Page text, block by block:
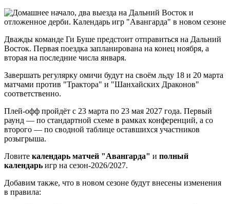
Дважды команде Ги Буше предстоит отправиться на Дальний
Восток. Первая поездка запланирована на конец ноября, а
вторая на последние числа января.
Завершать регулярку омичи будут на своём льду 18 и 20 марта
матчами против "Трактора" и "Шанхайских Драконов"
соответственно.
Плей-офф пройдёт с 23 марта по 23 мая 2027 года. Первый
раунд — по стандартной схеме в рамках конференций, а со
второго — по сводной таблице оставшихся участников
розыгрыша.
Ловите календарь матчей "Авангарда" и полный
календарь игр на сезон-2026/2027.
Добавим также, что в новом сезоне будут внесены изменения
в правила: